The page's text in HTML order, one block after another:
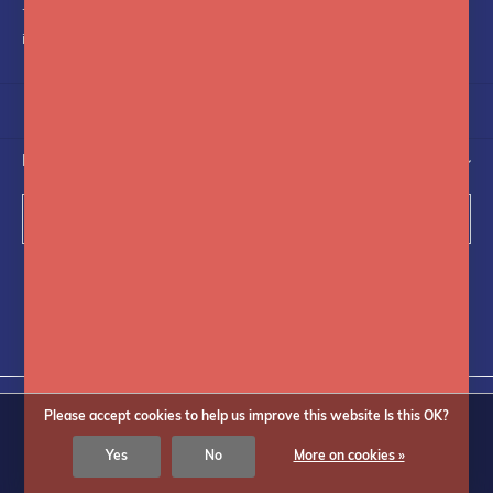
+31(0)75-6841742
info@fotoflits.com
NEWSLETTER
© Copyright Fotoflits
Please accept cookies to help us improve this website Is this OK?
Yes No More on cookies »